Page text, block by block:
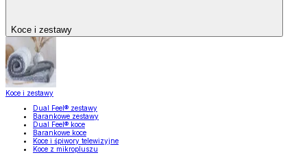
Koce i zestawy
Koce i zestawy
Dual Feel® zestawy
Barankowe zestawy
Dual Feel® koce
Barankowe koce
Koce i śpiwory telewizyjne
Koce z mikropluszu